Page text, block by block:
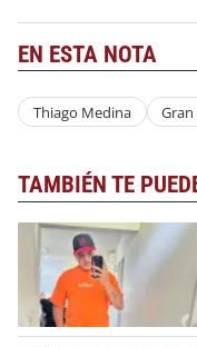
EN ESTA NOTA
Thiago Medina
TAMBIÉN TE